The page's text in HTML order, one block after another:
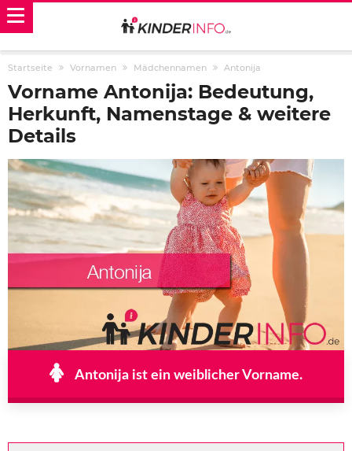
Startseite Vornamen Mädchennamen Antonija
Vorname Antonija: Bedeutung,
Herkunft, Namenstage & weitere
Details
Antonija ist ein weiblicher Vorname.